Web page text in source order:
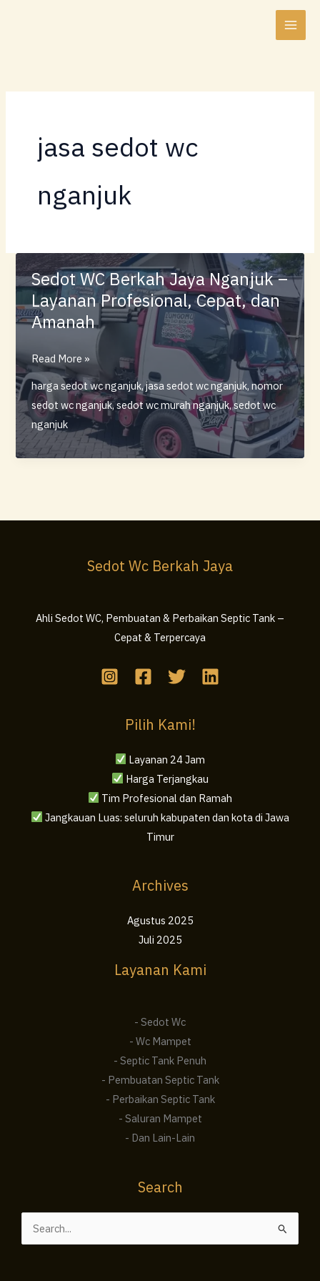
jasa sedot wc
nganjuk
Sedot WC Berkah Jaya Nganjuk –
Layanan Profesional, Cepat, dan
Amanah
Sedot
WC
Berkah
Jaya
Nganjuk
–
Read More »
harga sedot wc nganjuk,jasa sedot wc nganjuk,nomor
sedot wc nganjuk,sedot wc murah nganjuk,sedot wc
nganjuk
Sedot Wc Berkah Jaya
Ahli Sedot WC, Pembuatan & Perbaikan Septic Tank –
Cepat & Terpercaya
Pilih Kami!
Layanan 24 Jam
Harga Terjangkau
Tim Profesional dan Ramah
Jangkauan Luas: seluruh kabupaten dan kota di Jawa
Timur
Archives
Agustus 2025
Juli 2025
Layanan Kami
- Sedot Wc
- Wc Mampet
- Septic Tank Penuh
- Pembuatan Septic Tank
- Perbaikan Septic Tank
- Saluran Mampet
- Dan Lain-Lain
Search
Cari